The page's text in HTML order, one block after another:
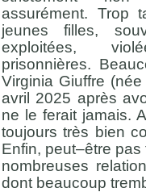
assurément. Trop
jeunes filles,
exploitées,
prisonnières.
Virginia Giuffre (née
avril 2025 après
ne le ferait jamais.
toujours très bien
Enfin, peut–être pas
nombreuses
dont beaucoup